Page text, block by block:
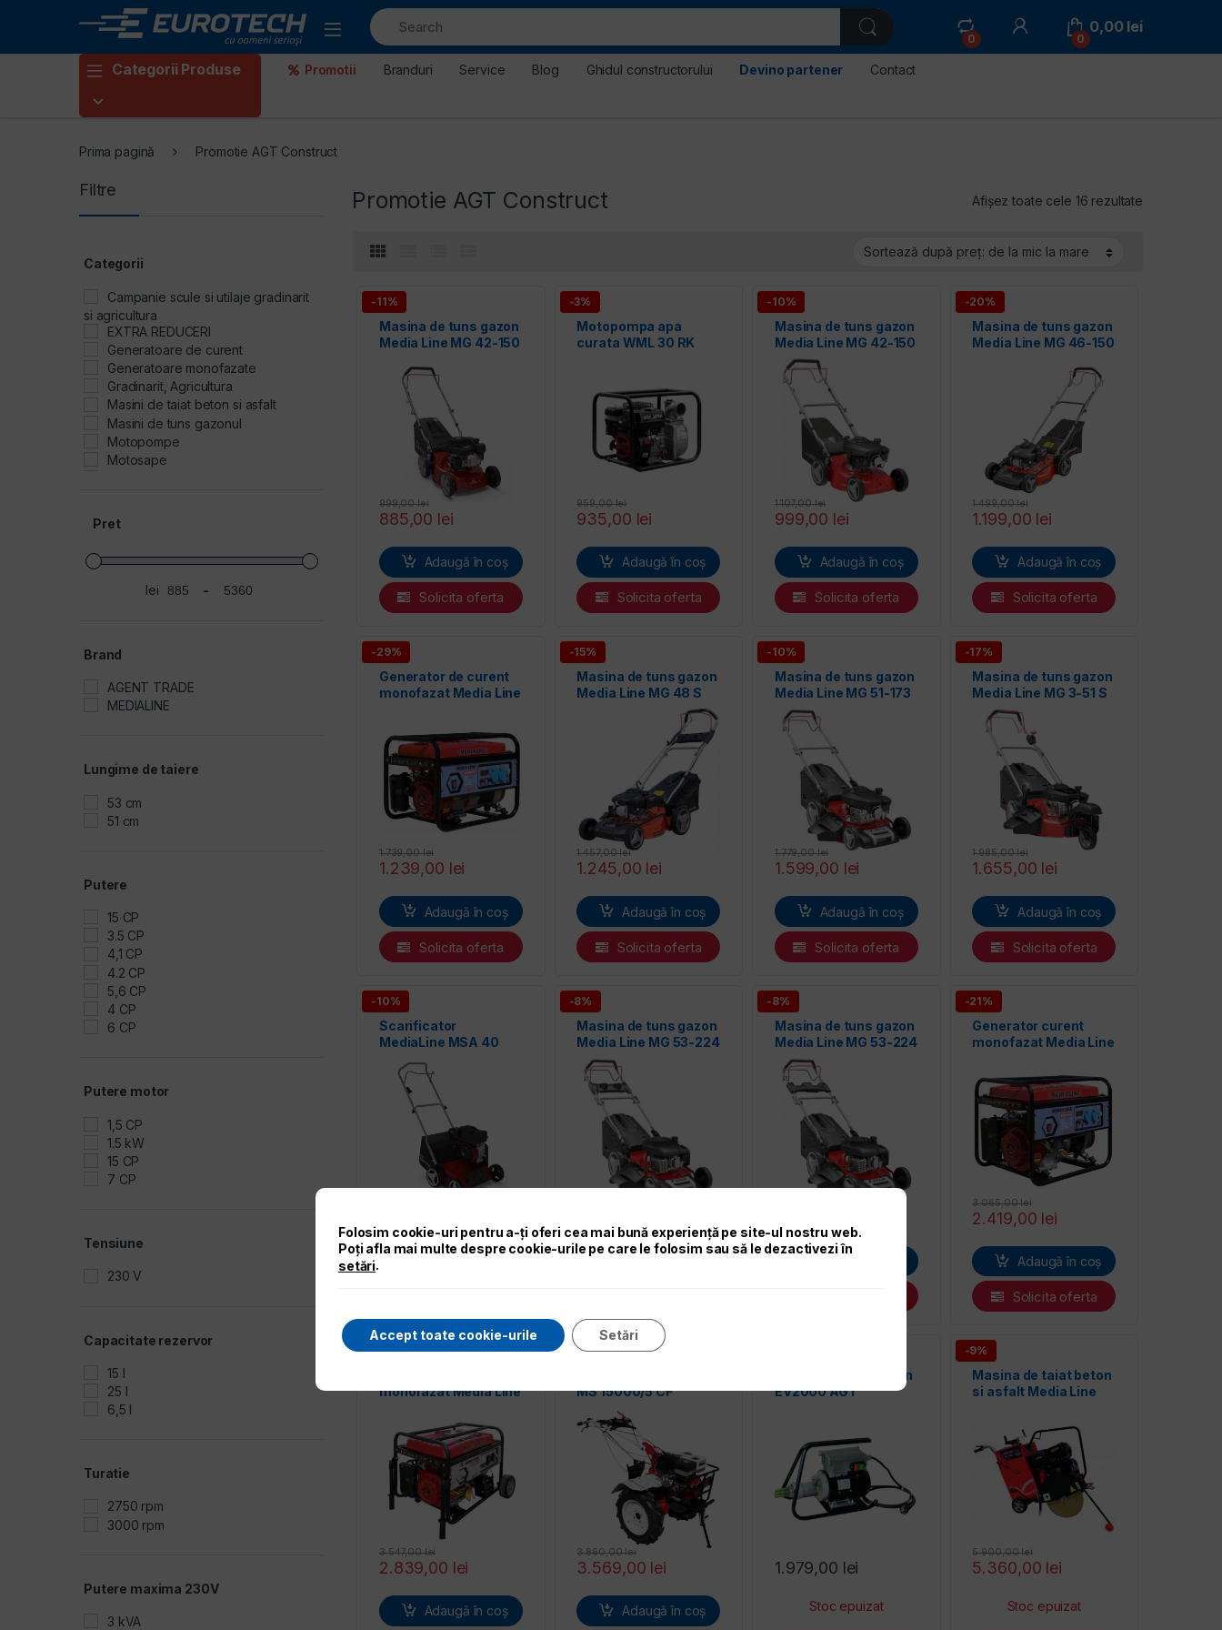
0 0
0,00 lei
Categorii Produse Promotii Branduri Service Blog Ghidul constructorului Devino partener Contact
Prima pagină Promotie AGT Construct
Promotie AGT Construct Afișez toate cele 16 rezultate
-11%
Masina de tuns gazon
Media Line MG 42-150
885,00 lei
999,00lei
Adaugă în coș
Solicita oferta
-3%
Motopompa apa
curata WML 30 RK
935,00 lei
959,00lei
Adaugă în coș
Solicita oferta
-10%
Masina de tuns gazon
Media Line MG 42-150
999,00 lei
1.107,00lei
Adaugă în coș
Solicita oferta
-20%
Masina de tuns gazon
Media Line MG 46-150
1.199,00 lei
1.499,00lei
Adaugă în coș
Solicita oferta
-29%
Generator de curent
monofazat Media Line
1.239,00 lei
1.739,00lei
Adaugă în coș
Solicita oferta
-15%
Masina de tuns gazon
Media Line MG 48 S
1.245,00 lei
1.457,00lei
Adaugă în coș
Solicita oferta
-10%
Masina de tuns gazon
Media Line MG 51-173
1.599,00 lei
1.779,00lei
Adaugă în coș
Solicita oferta
-17%
Masina de tuns gazon
Media Line MG 3-51 S
1.655,00 lei
1.985,00lei
Adaugă în coș
Solicita oferta
-10%
Scarificator
MediaLine MSA 40
Adaugă în coș
-8%
Masina de tuns gazon
Media Line MG 53-224
-8%
Masina de tuns gazon
Media Line MG 53-224
SE
-21%
Generator curent
monofazat Media Line
2.419,00 lei
3.065,00lei
Adaugă în coș
Solicita oferta
-20%
monofazat Media Line
2.839,00 lei
3.547,00lei
Adaugă în coș
-8%
MS 15000/5 CF
3.569,00 lei
3.860,00lei
Adaugă în coș
Vibrator pentru beton
EV2000 AGT
1.979,00 lei
-9%
Masina de taiat beton
si asfalt Media Line
5.360,00 lei
5.900,00lei
Filtre
Categorii
Campanie scule si utilaje gradinarit
si agricultura
EXTRA REDUCERI
Generatoare de curent
Generatoare monofazate
Gradinarit, Agricultura
Masini de taiat beton si asfalt
Masini de tuns gazonul
Motopompe
Motosape
Vibratoare de beton
Pret
lei Preț minim
-
Preț maxim
Brand
AGENT TRADE
MEDIALINE
Lungime de taiere
53 cm
51 cm
Putere
15 CP
3.5 CP
4,1 CP
4.2 CP
5,6 CP
4 CP
6 CP
Putere motor
1,5 CP
1.5 kW
15 CP
7 CP
Tensiune
230 V
Capacitate rezervor
15 l
25 l
6,5 l
Turatie
2750 rpm
3000 rpm
Putere maxima 230V
3 kVA
Folosim cookie-uri pentru a-ți oferi cea mai bună experiență pe site-ul nostru web.
Poți afla mai multe despre cookie-urile pe care le folosim sau să le dezactivezi în
setări.
Accept toate cookie-urile Setări